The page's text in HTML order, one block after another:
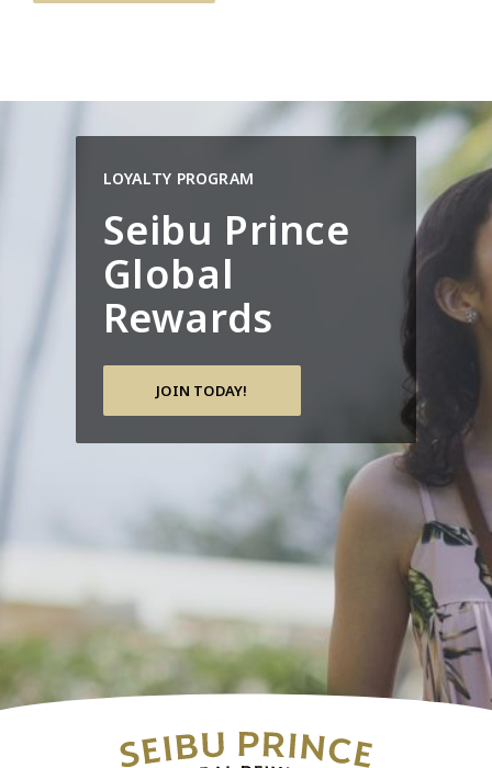
LOYALTY PROGRAM
Seibu Prince
Global
Rewards
JOIN TODAY!